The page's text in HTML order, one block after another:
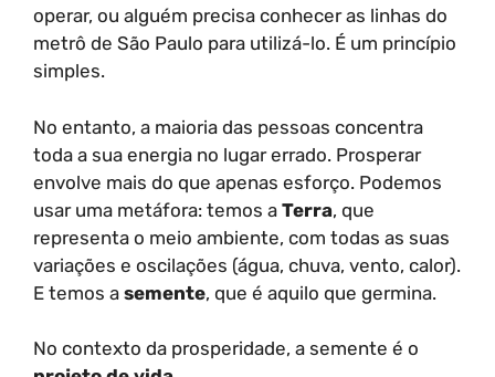
operar, ou alguém precisa conhecer as linhas do
metrô de São Paulo para utilizá-lo. É um princípio
simples.
No entanto, a maioria das pessoas concentra
toda a sua energia no lugar errado. Prosperar
envolve mais do que apenas esforço. Podemos
usar uma metáfora: temos a Terra, que
representa o meio ambiente, com todas as suas
variações e oscilações (água, chuva, vento, calor).
E temos a semente, que é aquilo que germina.
No contexto da prosperidade, a semente é o